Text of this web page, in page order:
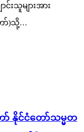
င်းသူများအား
ာ်)သို့…
ာ် နိုင်ငံတော်သမ္မတ